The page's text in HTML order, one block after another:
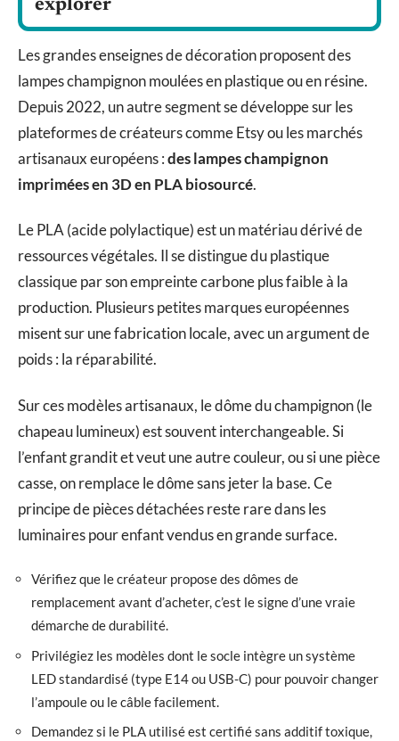
explorer
Les grandes enseignes de décoration proposent des
lampes champignon moulées en plastique ou en résine.
Depuis 2022, un autre segment se développe sur les
plateformes de créateurs comme Etsy ou les marchés
artisanaux européens :des lampes champignon
imprimées en 3D en PLA biosourcé.
Le PLA (acide polylactique) est un matériau dérivé de
ressources végétales. Il se distingue du plastique
classique par son empreinte carbone plus faible à la
production. Plusieurs petites marques européennes
misent sur une fabrication locale, avec un argument de
poids : la réparabilité.
Sur ces modèles artisanaux, le dôme du champignon (le
chapeau lumineux) est souvent interchangeable. Si
l’enfant grandit et veut une autre couleur, ou si une pièce
casse, on remplace le dôme sans jeter la base. Ce
principe de pièces détachées reste rare dans les
luminaires pour enfant vendus en grande surface.
Vérifiez que le créateur propose des dômes de
remplacement avant d’acheter, c’est le signe d’une vraie
démarche de durabilité.
Privilégiez les modèles dont le socle intègre un système
LED standardisé (type E14 ou USB-C) pour pouvoir changer
l’ampoule ou le câble facilement.
Demandez si le PLA utilisé est certifié sans additif toxique,